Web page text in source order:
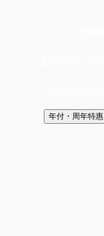
年付・周年特惠